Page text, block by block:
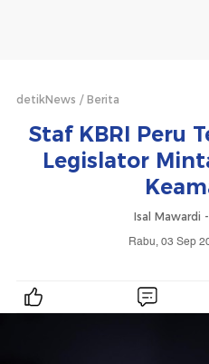
detikNews Berita
Staf KBRI Peru
Legislator
Isal Mawardi -
Rabu, 03 Sep